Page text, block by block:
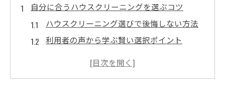
自分に合うハウスクリーニングを選ぶコツ
ハウスクリーニング選びで後悔しない方法
利用者の声から学ぶ賢い選択ポイント
生活スタイル別ハウスクリーニング活用術